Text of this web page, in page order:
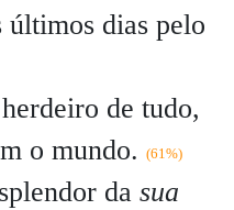
últimos dias pelo
de tudo,
o mundo.
(61%)
da sua